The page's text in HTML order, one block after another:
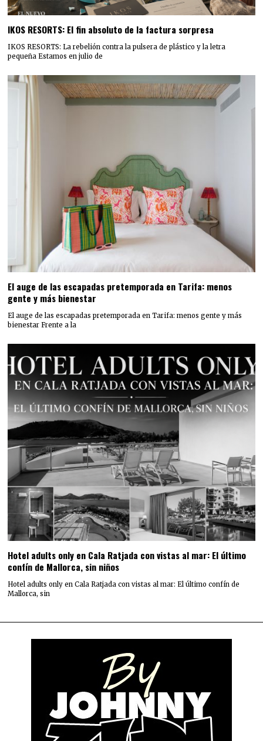
IKOS RESORTS: El fin absoluto de la factura sorpresa
IKOS RESORTS: La rebelión contra la pulsera de plástico y la letra
pequeña Estamos en julio de
El auge de las escapadas pretemporada en Tarifa: menos
gente y más bienestar
El auge de las escapadas pretemporada en Tarifa: menos gente y más
bienestar Frente a la
Hotel adults only en Cala Ratjada con vistas al mar: El último
confín de Mallorca, sin niños
Hotel adults only en Cala Ratjada con vistas al mar: El último confín de
Mallorca, sin